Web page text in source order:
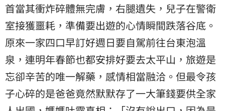
首當其衝炸碎體無完膚，右腿遺失，兒子在警衛
室接獲噩耗，準備要出遊的心情瞬間跌落谷底。
原來一家四口早訂好週日要自駕前往台東泡溫
泉，連明年春節也都安排好要去太平山，旅遊是
忘卻辛苦的唯一解藥，感情相當融洽。但最令孩
子心碎的是爸爸竟然默默存了一大筆錢要供全家